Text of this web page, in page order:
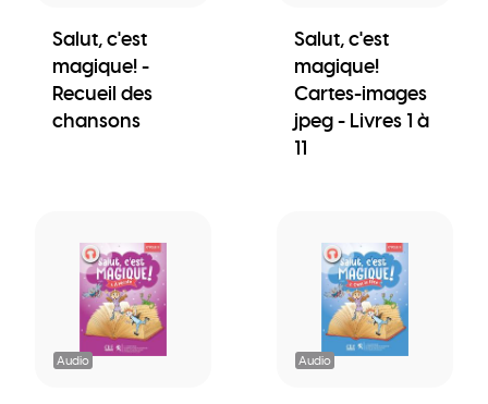
Salut, c'est
magique! -
Recueil des
chansons
Salut, c'est
magique!
Cartes-images
jpeg - Livres 1 à
11
Audio Audio